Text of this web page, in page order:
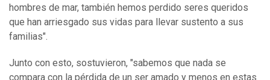
hombres de mar, también hemos perdido seres queridos
que han arriesgado sus vidas para llevar sustento a sus
familias".
Junto con esto, sostuvieron, "sabemos que nada se
compara con la pérdida de un ser amado y menos en estas